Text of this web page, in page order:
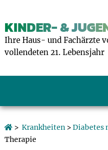
KINDER- &
Ihre Haus- und Fachärzte
vollendeten 21. Lebensjahr
> Krankheiten>Diabetes
Therapie